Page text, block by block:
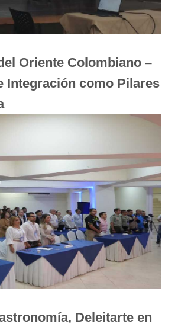
Oriente Colombiano –
Integración como Pilares
Deleitarte en